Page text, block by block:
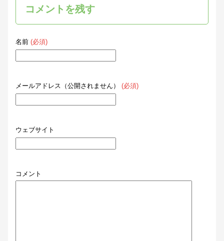
コメントを残す
名前 (必須)
メールアドレス（公開されません） (必須)
ウェブサイト
コメント